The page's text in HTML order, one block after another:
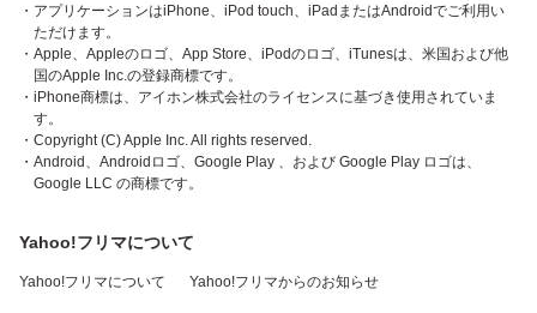
・アプリケーションはiPhone、iPod touch、iPadまたはAndroidでご利用い
ただけます。
・Apple、Appleのロゴ、App Store、iPodのロゴ、iTunesは、米国および他
国のApple Inc.の登録商標です。
・iPhone商標は、アイホン株式会社のライセンスに基づき使用されていま
す。
・Copyright (C) Apple Inc. All rights reserved.
・Android、Androidロゴ、Google Play 、および Google Play ロゴは、
Google LLC の商標です。
Yahoo!フリマについて
Yahoo!フリマについて Yahoo!フリマからのお知らせ